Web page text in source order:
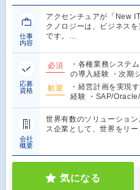
仕事
内容
アクセンチュアが「New
クノロジーは、ビジネス
です。…
応募
資格
必須
・各種業務システ
の導入経験 ・次期
歓迎
・経営計画を実現
経験 ・SAP/
会社
概要
世界有数のソリューショ
ス企業として、世界をリ
気になる